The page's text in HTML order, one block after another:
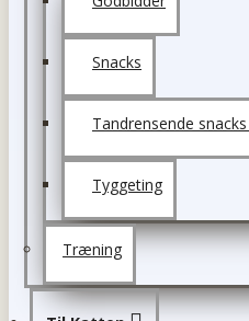
Snacks
Tandrensende
Tyggeting
Træning